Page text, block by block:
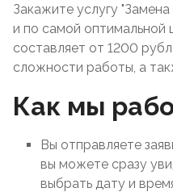
Закажите услугу "Замена
и по самой оптимальной
составляет от 1200
сложности работы, а
Как мы
Вы отправляете
вы можете сразу
выбрать дату и